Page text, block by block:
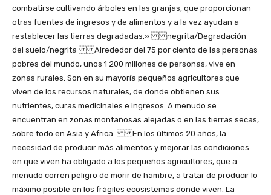
combatirse cultivando árboles en las granjas, que proporcionan
otras fuentes de ingresos y de alimentos y a la vez ayudan a
restablecer las tierras degradadas.» negrita/Degradación
del suelo/negrita Alrededor del 75 por ciento de las personas
pobres del mundo, unos 1 200 millones de personas, vive en
zonas rurales. Son en su mayoría pequeños agricultores que
viven de los recursos naturales, de donde obtienen sus
nutrientes, curas medicinales e ingresos. A menudo se
encuentran en zonas montañosas alejadas o en las tierras secas,
sobre todo en Asia y Africa. En los últimos 20 años, la
necesidad de producir más alimentos y mejorar las condiciones
en que viven ha obligado a los pequeños agricultores, que a
menudo corren peligro de morir de hambre, a tratar de producir lo
máximo posible en los frágiles ecosistemas donde viven. La